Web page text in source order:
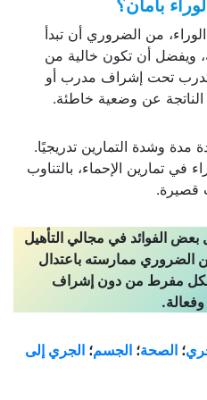
بأمان؟
من الضروري أن تبدأ
ويفضل أن تكون خالية من
تحت إشراف مدرب أو
عن وضعية خاطئة.
مدة وشدة التمارين تدريجيًا.
في تمارين الإحماء، بالتناوب
قصيرة.
الفوائد في مجالي التأهيل
الضروري ممارسته باعتدال
مفرط من دون إشراف
؛ الصحة؛ الجسم؛ الجري إلى